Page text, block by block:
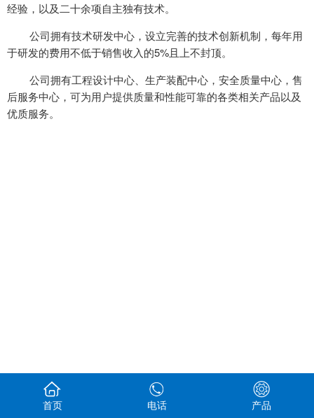
经验，以及二十余项自主独有技术。
公司拥有技术研发中心，设立完善的技术创新机制，每年用
于研发的费用不低于销售收入的5%且上不封顶。
公司拥有工程设计中心、生产装配中心，安全质量中心，售
后服务中心，可为用户提供质量和性能可靠的各类相关产品以及
优质服务。
首页 电话 产品